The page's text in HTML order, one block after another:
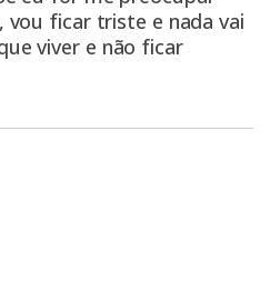
vou ficar triste e nada vai
viver e não ficar